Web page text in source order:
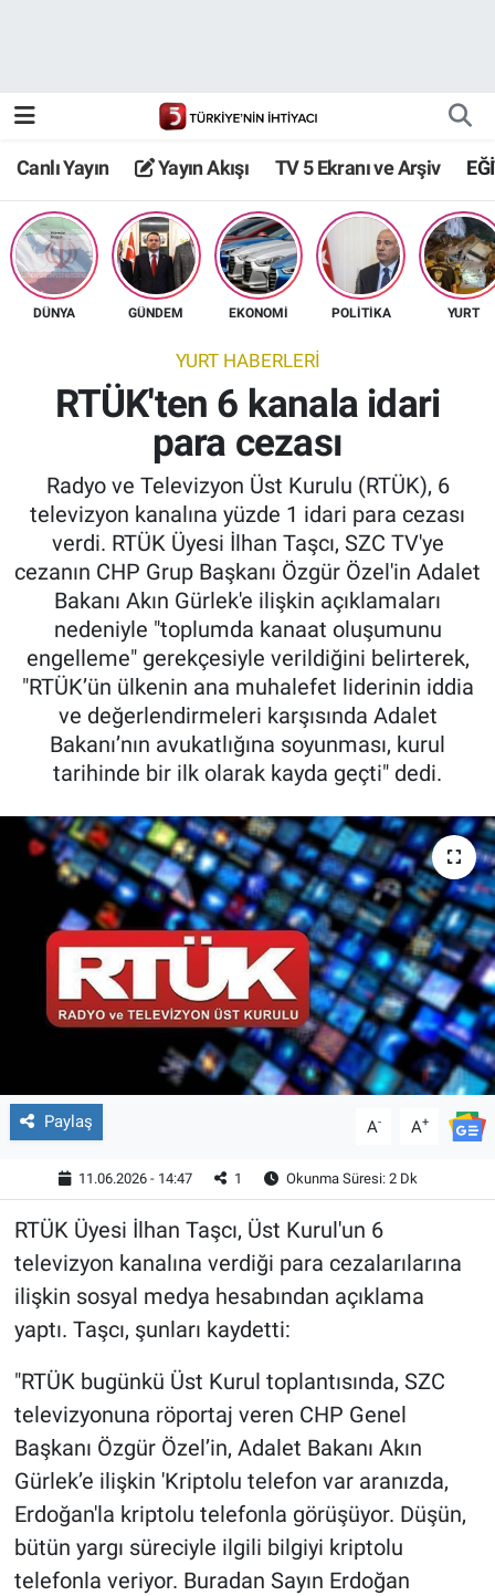
Canlı Yayın Yayın Akışı TV 5 Ekranı ve Arşiv
DÜNYA GÜNDEM EKONOMİ POLİTİKA YURT
YURT HABERLERİ
RTÜK'ten 6 kanala idari
para cezası
Radyo ve Televizyon Üst Kurulu (RTÜK), 6
televizyon kanalına yüzde 1 idari para cezası
verdi. RTÜK Üyesi İlhan Taşcı, SZC TV'ye
cezanın CHP Grup Başkanı Özgür Özel'in Adalet
Bakanı Akın Gürlek'e ilişkin açıklamaları
nedeniyle "toplumda kanaat oluşumunu
engelleme" gerekçesiyle verildiğini belirterek,
"RTÜK’ün ülkenin ana muhalefet liderinin iddia
ve değerlendirmeleri karşısında Adalet
Bakanı’nın avukatlığına soyunması, kurul
tarihinde bir ilk olarak kayda geçti" dedi.
Paylaş A- A+
11.06.2026 - 14:47 1 Okunma Süresi: 2 Dk
RTÜK Üyesi İlhan Taşcı, Üst Kurul'un 6
televizyon kanalına verdiği para cezalarılarına
ilişkin sosyal medya hesabından açıklama
yaptı. Taşcı, şunları kaydetti:
"RTÜK bugünkü Üst Kurul toplantısında, SZC
televizyonuna röportaj veren CHP Genel
Başkanı Özgür Özel’in, Adalet Bakanı Akın
Gürlek’e ilişkin 'Kriptolu telefon var aranızda,
Erdoğan'la kriptolu telefonla görüşüyor. Düşün,
bütün yargı süreciyle ilgili bilgiyi kriptolu
telefonla veriyor. Buradan Sayın Erdoğan
TV 5 Ekranı ve Arşiv